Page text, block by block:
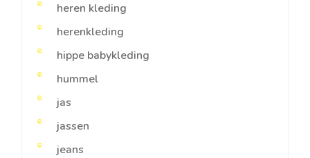
heren kleding
herenkleding
hippe babykleding
hummel
jas
jassen
jeans